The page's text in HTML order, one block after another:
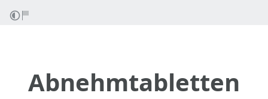
Abnehmtabletten